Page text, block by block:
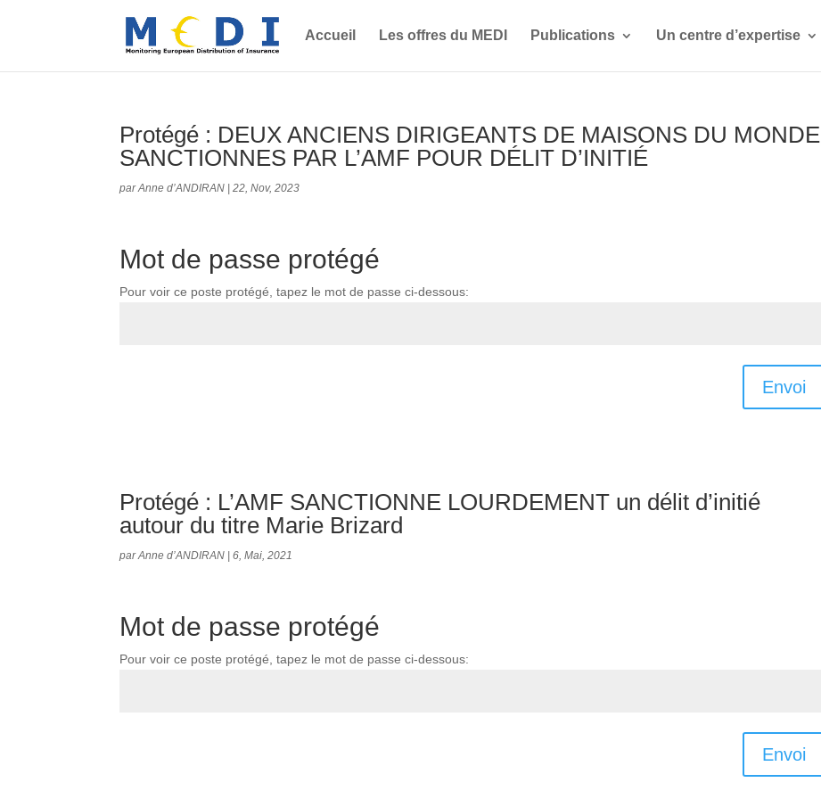
Accueil Les offres du MEDI Publications Un centre d’expertise
Protégé : DEUX ANCIENS DIRIGEANTS DE MAISONS DU MONDE
SANCTIONNES PAR L’AMF POUR DÉLIT D’INITIÉ
parAnne d’ANDIRAN |22, Nov, 2023
Mot de passe protégé
Pour voir ce poste protégé, tapez le mot de passe ci-dessous:
Envoi
Protégé : L’AMF SANCTIONNE LOURDEMENT un délit d’initié
autour du titre Marie Brizard
parAnne d’ANDIRAN |6, Mai, 2021
Mot de passe protégé
Pour voir ce poste protégé, tapez le mot de passe ci-dessous:
Envoi